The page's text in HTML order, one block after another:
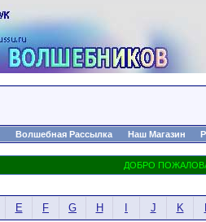
Волшебная Рассылка Наш Магазин
E F G H J K